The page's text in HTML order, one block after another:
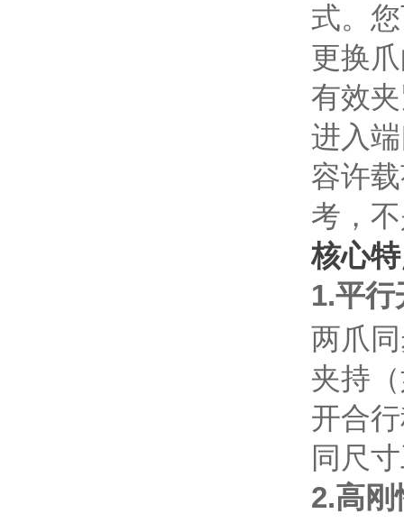
式。
更换
有效
进入
容许
考，
核心
1.平行
两爪
夹持
开合
同尺
2.高刚